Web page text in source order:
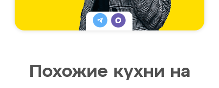
Похожие кухни на